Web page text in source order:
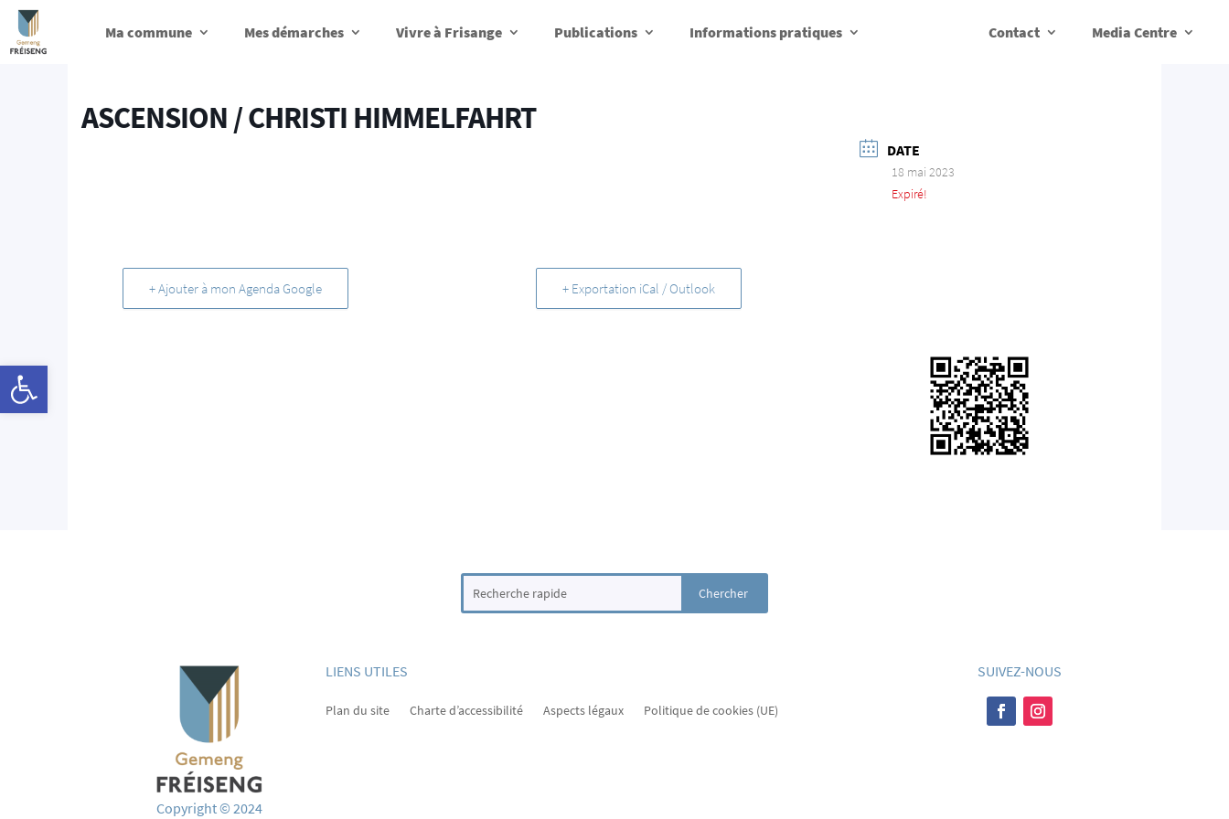
Ma commune Mes démarches Vivre à Frisange Publications Informations pratiques Contact Media Centre
ASCENSION / CHRISTI HIMMELFAHRT
+ Ajouter à mon Agenda Google + Exportation iCal / Outlook
DATE
18 mai 2023
Expiré!
Copyright © 2024
LIENS UTILES
Plan du site Charte d’accessibilité Aspects légaux Politique de cookies (UE)
SUIVEZ-NOUS
Ouvrir la barre d’outils